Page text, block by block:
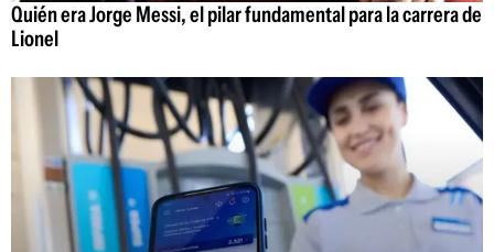
Quién era Jorge Messi, el pilar fundamental para la carrera de
Lionel